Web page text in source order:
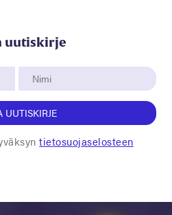
uutiskirje
UUTISKIRJE
tietosuojaselosteen